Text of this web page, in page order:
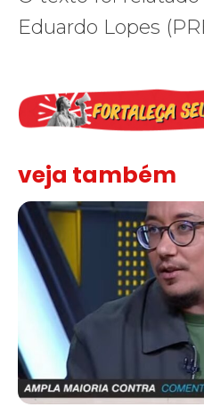
Eduardo Lopes
veja também
Solidariedade ao jornalista